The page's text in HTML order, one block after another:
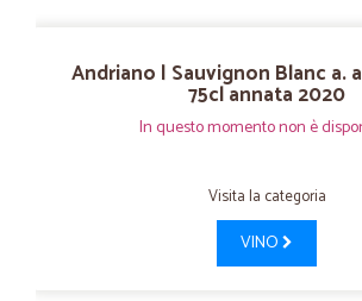
Andriano | Sauvignon Blanc a.
75cl annata 2020
In questo momento non è
Visita la categoria
VINO